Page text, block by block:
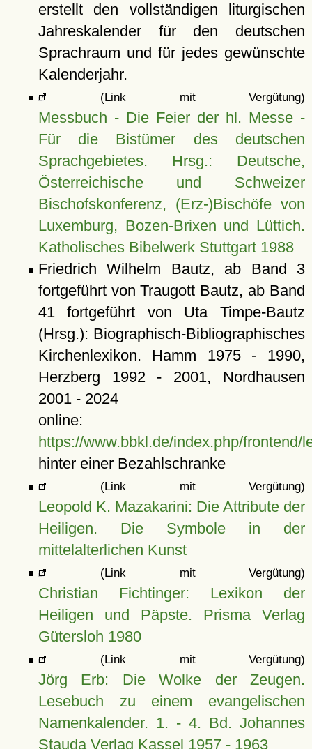
erstellt den vollständigen liturgischen
Jahreskalender für den deutschen
Sprachraum und für jedes gewünschte
Kalenderjahr.
(Link mit Vergütung)
Messbuch - Die Feier der hl. Messe -
Für die Bistümer des deutschen
Sprachgebietes. Hrsg.: Deutsche,
Österreichische und Schweizer
Bischofskonferenz, (Erz-)Bischöfe von
Luxemburg, Bozen-Brixen und Lüttich.
Katholisches Bibelwerk Stuttgart 1988
Friedrich Wilhelm Bautz, ab Band 3
fortgeführt von Traugott Bautz, ab Band
41 fortgeführt von Uta Timpe-Bautz
(Hrsg.): Biographisch-Bibliographisches
Kirchenlexikon. Hamm 1975 - 1990,
Herzberg 1992 - 2001, Nordhausen
2001 - 2024
online:
https://www.bbkl.de/index.php/frontend/
hinter einer Bezahlschranke
(Link mit Vergütung)
Leopold K. Mazakarini: Die Attribute der
Heiligen. Die Symbole in der
mittelalterlichen Kunst
(Link mit Vergütung)
Christian Fichtinger: Lexikon der
Heiligen und Päpste. Prisma Verlag
Gütersloh 1980
(Link mit Vergütung)
Jörg Erb: Die Wolke der Zeugen.
Lesebuch zu einem evangelischen
Namenkalender. 1. - 4. Bd. Johannes
Stauda Verlag Kassel 1957 - 1963